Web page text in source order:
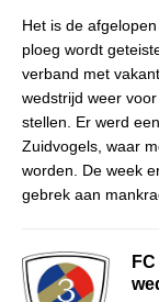
Het is de
ploeg wordt
verband met
wedstrijd weer
stellen. Er werd
Zuidvogels, waar
worden. De week
gebrek aan